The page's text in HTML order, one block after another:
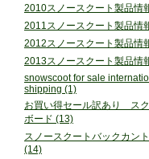
2010スノースクート製品情
2011スノースクート製品情
2012スノースクート製品情
2013スノースクート製品情
snowscoot for sale
shipping (1)
お買い得セール訳あり スク
ボード (13)
スノースクートバックカン
(14)